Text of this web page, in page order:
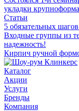
укладки
Статьи
5 обязательных
Входные группы из
надежность!
Кирпич ручной
Каталог
Акции
Услуги
Бренды
Компания